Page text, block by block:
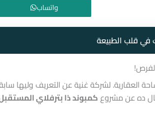
واتساب
في قلب الطبيعة
لشركة غنية عن التعريف وليها
ده عن مشروع